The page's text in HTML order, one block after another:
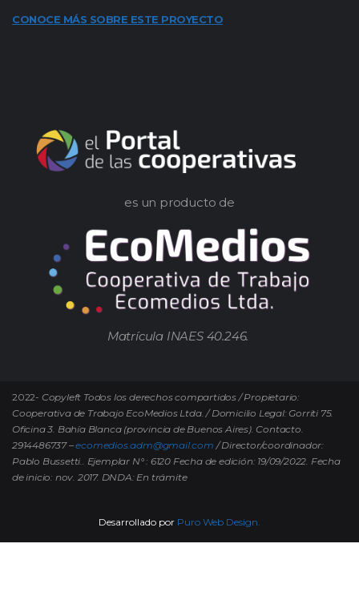
CONOCE MÁS SOBRE ESTE PROYECTO
es un producto de
Matrícula INAES 40.246.
2022- Copyleft Todos los derechos compartidos / Propietario:
Cooperativa de Trabajo EcoMedios Ltda. / Domicilio Legal: Gorriti 75.
Oficina 3. Bahía Blanca (provincia de Buenos Aires). Contacto.
2914486737 –ecomedios.adm@gmail.com / Director/coordinador:
Pablo Bussetti.. Ejemplar N° : 6120 Fecha de edición: 19/09/2022. Fecha
de inicio: nov. 2017. DNDA: En trámite
Desarrollado por Puro Web Design.